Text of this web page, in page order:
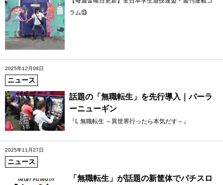
ラム⑬
2025年12月08日
ニュース
話題の「無職転生」を先行導入｜パーラ
ーニューギン
『L 無職転生 ～異世界行ったら本気だす～』
2025年11月27日
ニュース
「無職転生」が話題の新筐体でパチスロ